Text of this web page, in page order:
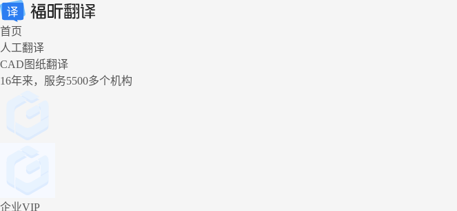
首页
人工翻译
CAD图纸翻译
16年来，服务5500多个机构
企业VIP